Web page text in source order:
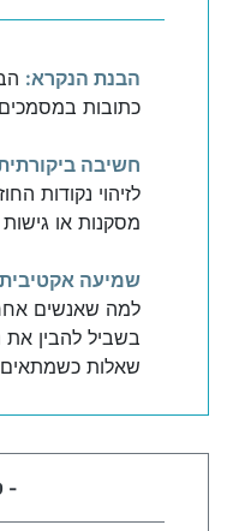
הבנת הנקרא:
כתובות
חשיבה
לזיהוי נקודות
מסקנות או גישות
שמיעה
למה שאנשים
בשביל להבין את
שאלות כשמתאים
-